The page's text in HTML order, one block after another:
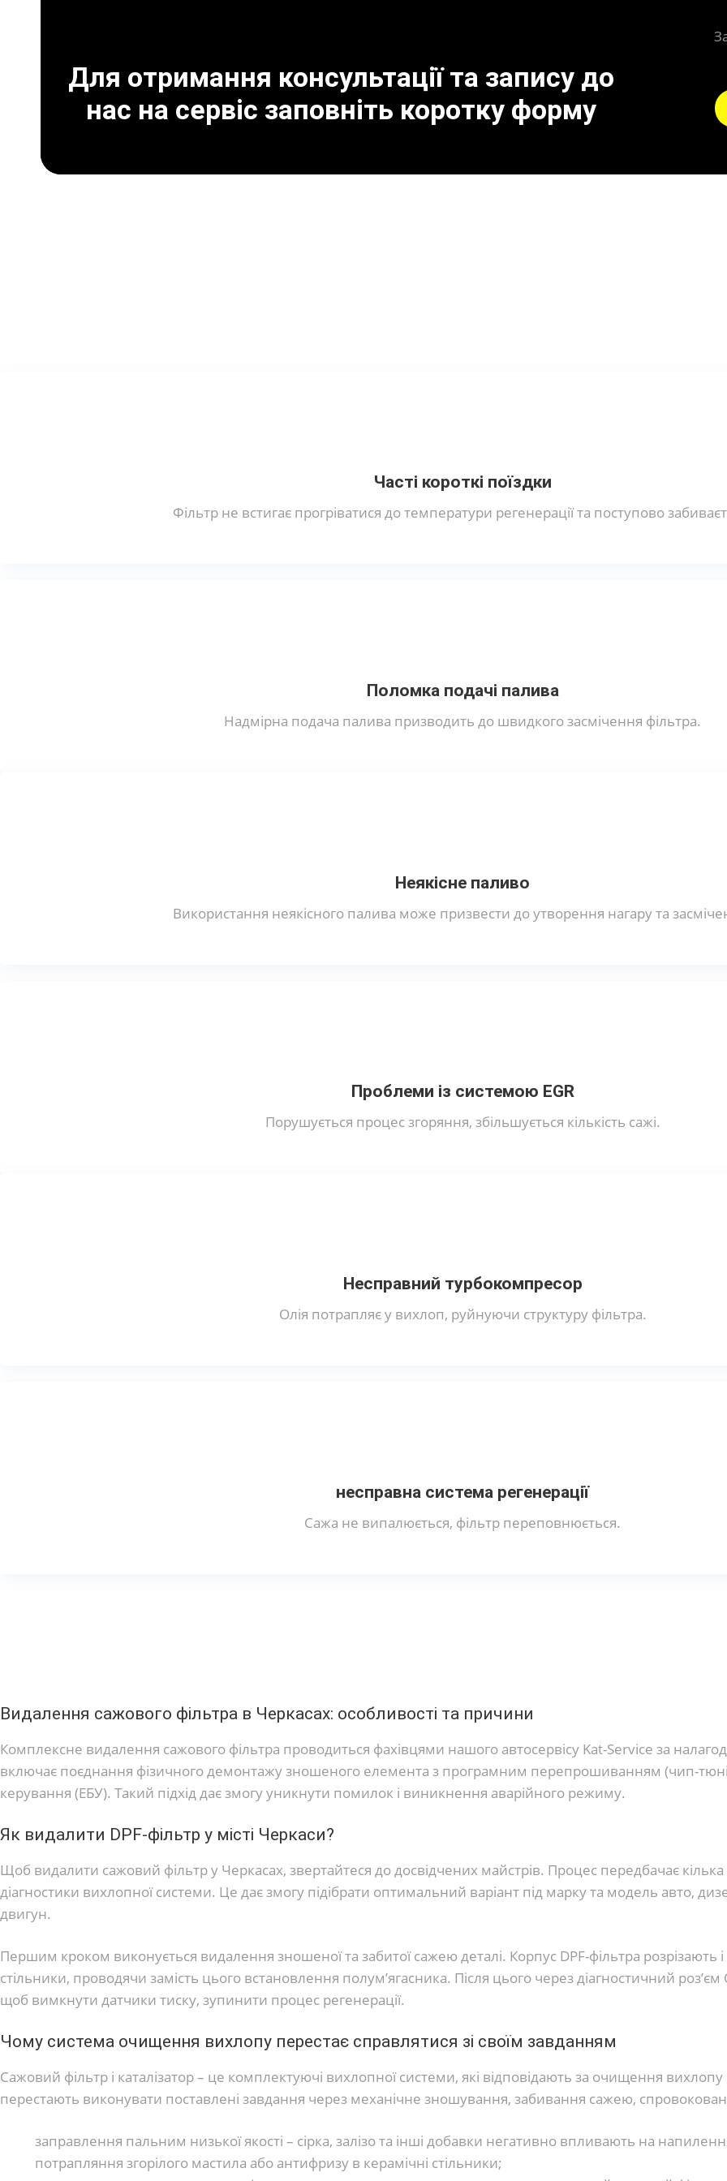
Для отримання консультації та запису до
нас на сервіс заповніть коротку форму
Часті короткі поїздки
Фільтр не встигає прогріватися до температури регенерації та поступово
Поломка подачі палива
Надмірна подача палива призводить до швидкого засмічення фільтра.
Неякісне паливо
Використання неякісного палива може призвести до утворення нагару та
Проблеми із системою EGR
Порушується процес згоряння, збільшується кількість сажі.
Несправний турбокомпресор
Олія потрапляє у вихлоп, руйнуючи структуру фільтра.
несправна система регенерації
Сажа не випалюється, фільтр переповнюється.
Видалення сажового фільтра в Черкасах: особливості та причини
Комплексне видалення сажового фільтра проводиться фахівцями нашого автосервісу Kat-Service за
включає поєднання фізичного демонтажу зношеного елемента з програмним перепрошиванням (чип-
керування (ЕБУ). Такий підхід дає змогу уникнути помилок і виникнення аварійного режиму.
Як видалити DPF-фільтр у місті Черкаси?
Щоб видалити сажовий фільтр у Черкасах, звертайтеся до досвідчених майстрів. Процес передбачає
діагностики вихлопної системи. Це дає змогу підібрати оптимальний варіант під марку та модель авто,
двигун.
Першим кроком виконується видалення зношеної та забитої сажею деталі. Корпус DPF-фільтра розрізають
стільники, проводячи замість цього встановлення полум’ягасника. Після цього через діагностичний
щоб вимкнути датчики тиску, зупинити процес регенерації.
Чому система очищення вихлопу перестає справлятися зі своїм завданням
Сажовий фільтр і каталізатор – це комплектуючі вихлопної системи, які відповідають за очищення
перестають виконувати поставлені завдання через механічне зношування, забивання сажею,
заправлення пальним низької якості – сірка, залізо та інші добавки негативно впливають на
потрапляння згорілого мастила або антифризу в керамічні стільники;